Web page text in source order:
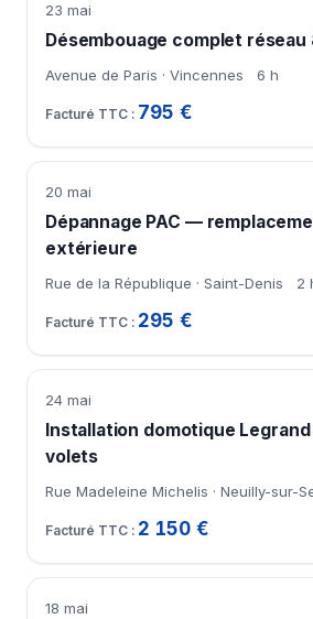
23 mai
Désembouage complet
Avenue de Paris · Vincennes 6 h
795 €
20 mai
Dépannage PAC —
extérieure
Rue de la République · Saint-Denis 2
295 €
24 mai
Installation domotique
volets
Rue Madeleine Michelis · Neuilly-sur-
2 150 €
18 mai